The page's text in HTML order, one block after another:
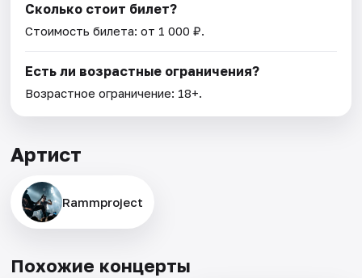
Сколько стоит билет?
Стоимость билета: от 1 000 ₽.
Есть ли возрастные ограничения?
Возрастное ограничение: 18+.
Артист
Rammproject
Похожие концерты